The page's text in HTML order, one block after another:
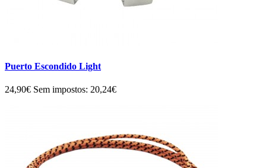
Puerto Escondido Light
24,90€ Sem impostos: 20,24€